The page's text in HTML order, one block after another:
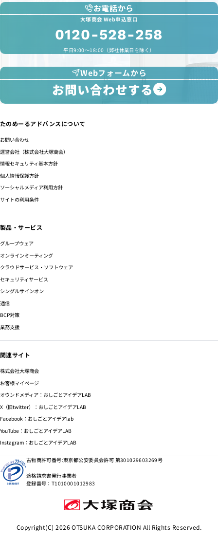
お電話から
大塚商会 Web申込窓口
0120-528-258
平日9:00～18:00（弊社休業日を除く）
Webフォームから
お問い合わせする
たのめーるアドバンスについて
お問い合わせ
運営会社（株式会社大塚商会）
情報セキュリティ基本方針
個人情報保護方針
ソーシャルメディア利用方針
サイトの利用条件
製品・サービス
グループウェア
オンラインミーティング
クラウドサービス・ソフトウェア
セキュリティサービス
シングルサインオン
通信
BCP対策
業務支援
関連サイト
株式会社大塚商会
お客様マイページ
オウンドメディア：おしごとアイデアLAB
X（旧twitter）：おしごとアイデアLAB
Facebook：おしごとアイデアlab
YouTube：おしごとアイデアLAB
Instagram：おしごとアイデアLAB
古物商許可番号:東京都公安委員会許可 第301029603269号
適格請求書発行事業者
登録番号：T1010001012983
Copyright(C)2026OTSUKA CORPORATION All Rights Reserved.